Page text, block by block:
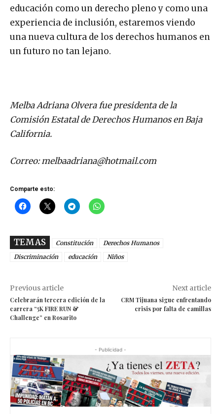
educación como un derecho pleno y como una
experiencia de inclusión, estaremos viendo
una nueva cultura de los derechos humanos en
un futuro no tan lejano.
Melba Adriana Olvera fue presidenta de la
Comisión Estatal de Derechos Humanos en Baja
California.
Correo:melbaadriana@hotmail.com
Comparte esto:
TEMAS Constitución
Derechos Humanos
Discriminación
educación Niños
Previous article
Celebrarán tercera edición de la
carrera “5K FIRE RUN &
Challenge” en Rosarito
Next article
CRM Tijuana sigue enfrentando
crisis por falta de camillas
- Publicidad -